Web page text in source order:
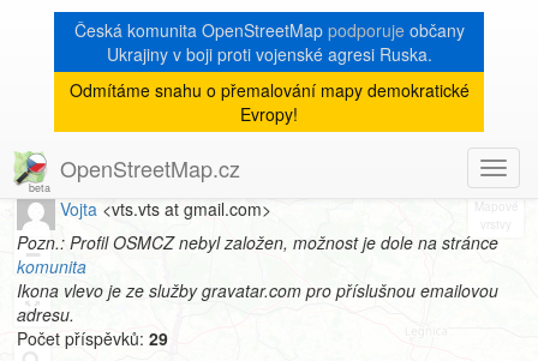
Česká komunita OpenStreetMap podporujeobčany
Ukrajiny v boji proti vojenské agresi Ruska.
Odmítáme snahu o přemalování mapy demokratické
Evropy!
OpenStreetMap.cz
8
+
−
« zpět na archiv
[Talk-cz]
Profil autora
Vojta <vts.vts at gmail.com>
Pozn.: Profil OSMCZ nebyl založen, možnost je dole na stránce
komunita
Ikona vlevo je ze služby gravatar.com pro příslušnou emailovou
adresu.
Počet příspěvků: 29